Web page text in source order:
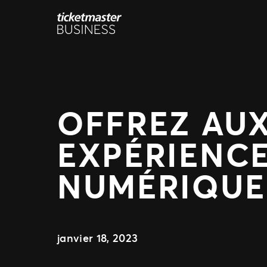
OFFREZ
NUMÉRIQUE
janvier 18, 2023